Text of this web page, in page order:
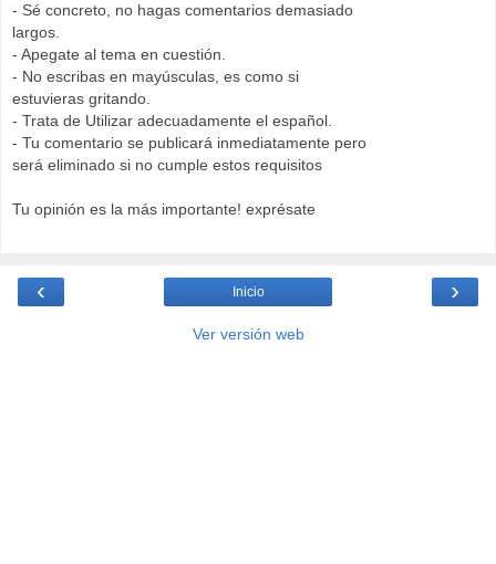
- Sé concreto, no hagas comentarios demasiado
largos.
- Apegate al tema en cuestión.
- No escribas en mayúsculas, es como si
estuvieras gritando.
- Trata de Utilizar adecuadamente el español.
- Tu comentario se publicará inmediatamente pero
será eliminado si no cumple estos requisitos
Tu opinión es la más importante! exprésate
‹ ›
Inicio
Ver versión web